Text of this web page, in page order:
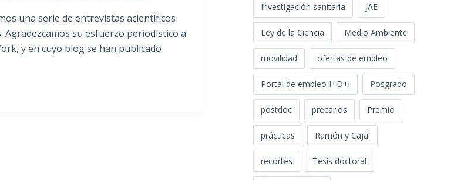
una serie de entrevistas acientíficos
Agradezcamos su esfuerzo periodístico a
y en cuyo blog se han publicado
Investigación sanitaria JAE
Ley de la Ciencia Medio Ambiente
movilidad ofertas de empleo
Portal de empleo I+D+i Posgrado
postdoc precarios Premio
prácticas Ramón y Cajal
recortes Tesis doctoral